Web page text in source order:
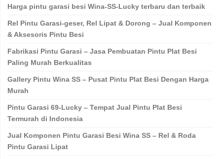
Harga pintu garasi besi Wina-SS-Lucky terbaru dan terbaik
Rel Pintu Garasi-geser, Rel Lipat & Dorong – Jual Komponen
& Aksesoris Pintu Besi
Fabrikasi Pintu Garasi – Jasa Pembuatan Pintu Plat Besi
Paling Murah Berkualitas
Gallery Pintu Wina SS – Pusat Pintu Plat Besi Dengan Harga
Murah
Pintu Garasi 69-Lucky – Tempat Jual Pintu Plat Besi
Termurah di Indonesia
Jual Komponen Pintu Garasi Besi Wina SS – Rel & Roda
Pintu Garasi Lipat